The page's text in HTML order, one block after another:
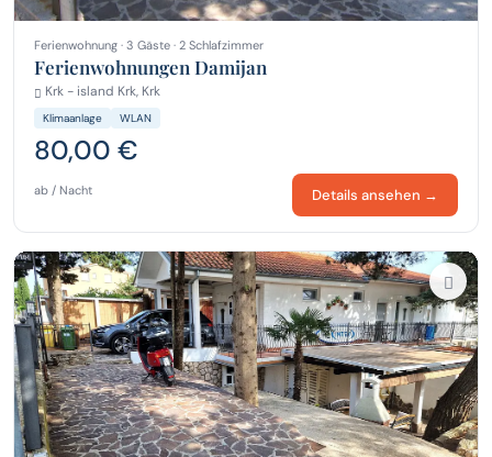
Ferienwohnung · 3 Gäste · 2 Schlafzimmer
Ferienwohnungen Damijan
Krk - island Krk, Krk
Klimaanlage WLAN
80,00 €
ab / Nacht Details ansehen →